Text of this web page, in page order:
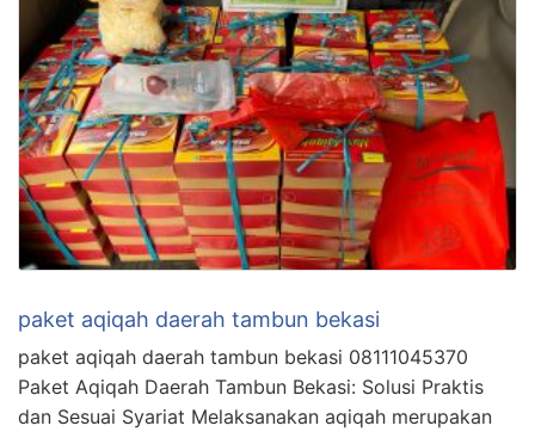
paket aqiqah daerah tambun bekasi
paket aqiqah daerah tambun bekasi 08111045370
Paket Aqiqah Daerah Tambun Bekasi: Solusi Praktis
dan Sesuai Syariat Melaksanakan aqiqah merupakan